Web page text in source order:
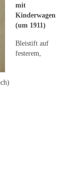
mit
Kinderwagen
(um 1911)
Bleistift auf
festerem,